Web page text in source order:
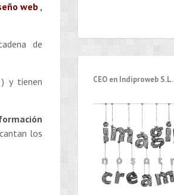
web,
de
) y tienen
los
CEO en Indiproweb S.L.